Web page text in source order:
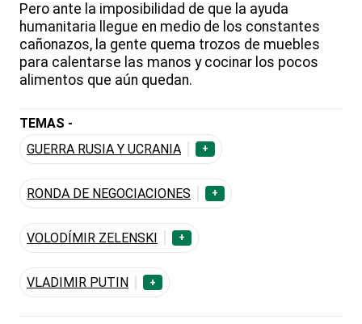
Pero ante la imposibilidad de que la ayuda
humanitaria llegue en medio de los constantes
cañonazos, la gente quema trozos de muebles
para calentarse las manos y cocinar los pocos
alimentos que aún quedan.
TEMAS -
GUERRA RUSIA Y UCRANIA
+
RONDA DE NEGOCIACIONES +
VOLODÍMIR ZELENSKI +
VLADIMIR PUTIN +